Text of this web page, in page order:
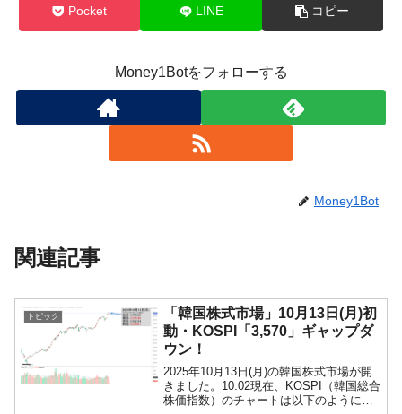
Pocket LINE コピー
Money1Botをフォローする
Money1Bot
関連記事
トピック
「韓国株式市場」10月13日(月)初
動・KOSPI「3,570」ギャップダ
ウン！
2025年10月13日(月)の韓国株式市場が開
きました。10:02現在、KOSPI（韓国総合
株価指数）のチャートは以下のようにな